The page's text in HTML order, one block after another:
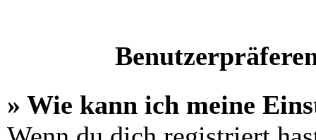
» Wie kann ich meine